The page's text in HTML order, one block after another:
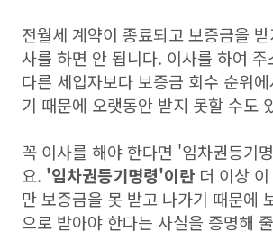
전월세 계약이 종료되고 보증금을
사를 하면 안 됩니다. 이사를 하여 주
다른 세입자보다 보증금 회수 순위
기 때문에 오랫동안 받지 못할 수도
꼭 이사를 해야 한다면 '임차권등기
요. '임차권등기명령'이란 더 이상
만 보증금을 못 받고 나가기 때문에
으로 받아야 한다는 사실을 증명해